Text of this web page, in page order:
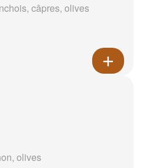
câpres, olives
olives